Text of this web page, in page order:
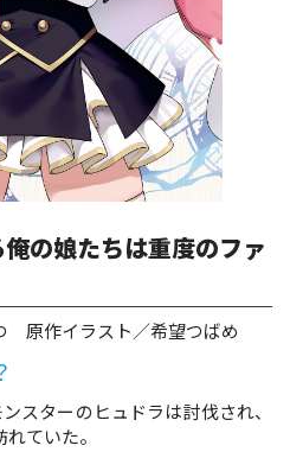
ジュノベルス
の娘たちは重度のファ
原作イラスト／希望つばめ
スターのヒュドラは討伐され、
ていた。